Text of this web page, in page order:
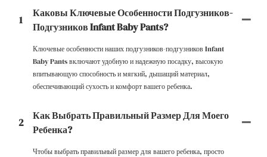
1
Каковы Ключевые Особенности Подгузников-
Подгузников Infant Baby Pants?
Ключевые особенности наших подгузников-подгузников Infant
Baby Pants включают удобную и надежную посадку, высокую
впитывающую способность и мягкий, дышащий материал,
обеспечивающий сухость и комфорт вашего ребенка.
2
Как Выбрать Правильный Размер Для Моего
Ребенка?
Чтобы выбрать правильный размер для вашего ребенка, просто